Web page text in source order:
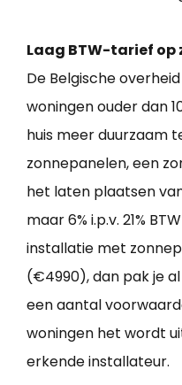
Laag BTW-tarief op
De Belgische
woningen ouder dan
huis meer duurzaam
zonnepanelen, een
het laten plaatsen
maar 6% i.p.v. 21%
installatie met
(€4990), dan pak je al
een aantal
woningen het wordt
erkende installateur.